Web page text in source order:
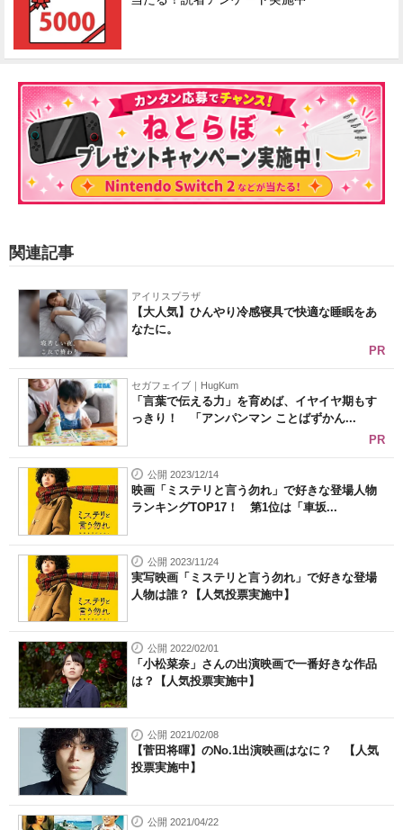
関連記事
アイリスプラザ
【大人気】ひんやり冷感寝具で快適な睡眠をあ
なたに。
PR
セガフェイブ｜HugKum
「言葉で伝える力」を育めば、イヤイヤ期もす
っきり！ 「アンパンマン ことばずかん...
PR
公開 2023/12/14
映画「ミステリと言う勿れ」で好きな登場人物
ランキングTOP17！ 第1位は「車坂...
公開 2023/11/24
実写映画「ミステリと言う勿れ」で好きな登場
人物は誰？【人気投票実施中】
公開 2022/02/01
「小松菜奈」さんの出演映画で一番好きな作品
は？【人気投票実施中】
公開 2021/02/08
【菅田将暉】のNo.1出演映画はなに？ 【人気
投票実施中】
公開 2021/04/22